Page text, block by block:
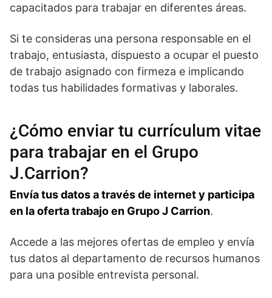
capacitados para trabajar en diferentes áreas.
Si te consideras una persona responsable en el
trabajo, entusiasta, dispuesto a ocupar el puesto
de trabajo asignado con firmeza e implicando
todas tus habilidades formativas y laborales.
¿Cómo enviar tu currículum vitae
para trabajar en el Grupo
J.Carrion?
Envía tus datos a través de internet y participa
en la oferta trabajo en Grupo J Carrion.
Accede a las mejores ofertas de empleo y envía
tus datos al departamento de recursos humanos
para una posible entrevista personal.